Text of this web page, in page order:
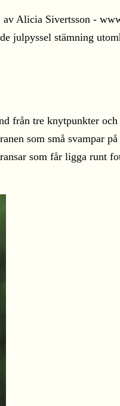
från tre knytpunkter
som små svampar på
som får ligga runt